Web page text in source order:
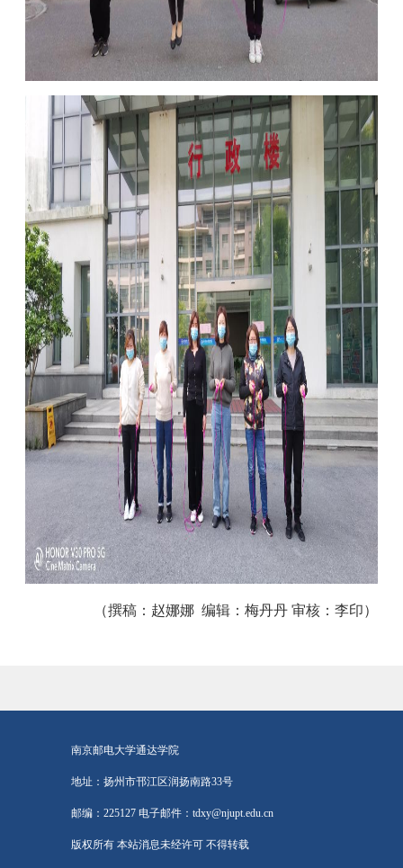
（撰稿：赵娜娜 编辑：梅丹丹 审核：李印）
南京邮电大学通达学院
地址：扬州市邗江区润扬南路33号
邮编：225127 电子邮件：tdxy@njupt.edu.cn
版权所有 本站消息未经许可 不得转载